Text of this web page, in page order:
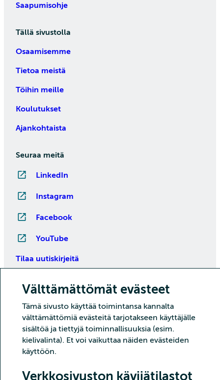
Välttämättömät evästeet
Tämä sivusto käyttää toimintansa kannalta
välttämättömiä evästeitä tarjotakseen käyttäjälle
sisältöä ja tiettyjä toiminnallisuuksia (esim.
kielivalinta). Et voi vaikuttaa näiden evästeiden
käyttöön.
Verkkosivuston kävijätilastot
Saapumisohje
Tällä sivustolla
Osaamisemme
Tietoa meistä
Töihin meille
Koulutukset
Ajankohtaista
Seuraa meitä
LinkedIn
Instagram
Facebook
YouTube
Tilaa uutiskirjeitä
Copyright CSC – Tieteen tietotekniikan keskus Oy
Tietoturva Tietosuoja Evästeet ja kävijätilastointi